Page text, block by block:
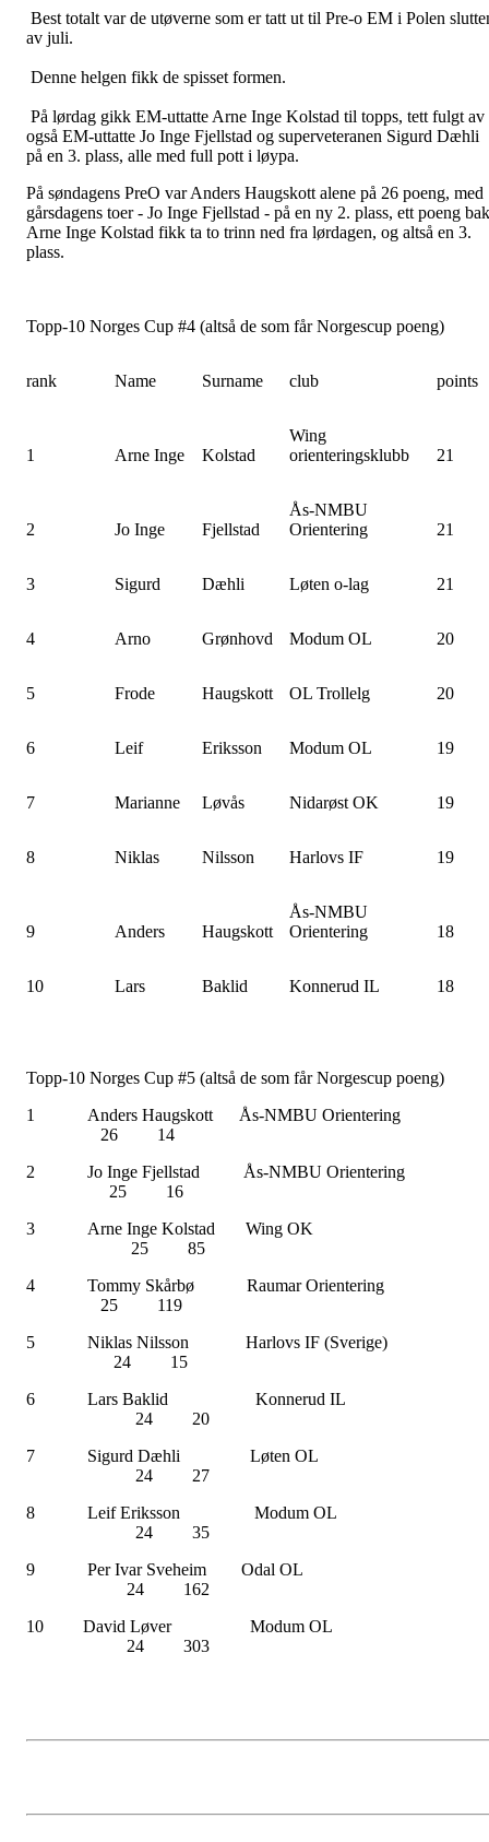
Best totalt var de utøverne som er tatt ut til Pre-o EM i Polen
av juli.
Denne helgen fikk de spisset formen.
På lørdag gikk EM-uttatte Arne Inge Kolstad til topps, tett fulgt av
også EM-uttatte Jo Inge Fjellstad og superveteranen Sigurd Dæhli
på en 3. plass, alle med full pott i løypa.
På søndagens PreO var Anders Haugskott alene på 26 poeng, med
gårsdagens toer - Jo Inge Fjellstad - på en ny 2. plass, ett poeng
Arne Inge Kolstad fikk ta to trinn ned fra lørdagen, og altså en 3.
plass.
Topp-10 Norges Cup #4 (altså de som får Norgescup poeng)
rank Name Surname club points
1 Arne Inge Kolstad
Wing
orienteringsklubb
21
2 Jo Inge Fjellstad
Ås-NMBU
Orientering
21
3 Sigurd Dæhli Løten o-lag 21
4 Arno Grønhovd Modum OL 20
5 Frode Haugskott OL Trollelg 20
6 Leif Eriksson Modum OL 19
7 Marianne Løvås Nidarøst OK 19
8 Niklas Nilsson Harlovs IF 19
9 Anders Haugskott
Ås-NMBU
Orientering
18
10 Lars Baklid Konnerud IL 18
Topp-10 Norges Cup #5 (altså de som får Norgescup poeng)
1 Anders Haugskott Ås-NMBU
26 14
2 Jo Inge Fjellstad Ås-NMBU
25 16
3 Arne Inge Kolstad Wing
25 85
4 Tommy Skårbø Raumar
25 119
5 Niklas Nilsson Harlovs IF
24 15
6 Lars Baklid Konnerud
24 20
7 Sigurd Dæhli Løten
24 27
8 Leif Eriksson Modum
24 35
9 Per Ivar Sveheim Odal
24 162
10 David Løver Modum
24 303